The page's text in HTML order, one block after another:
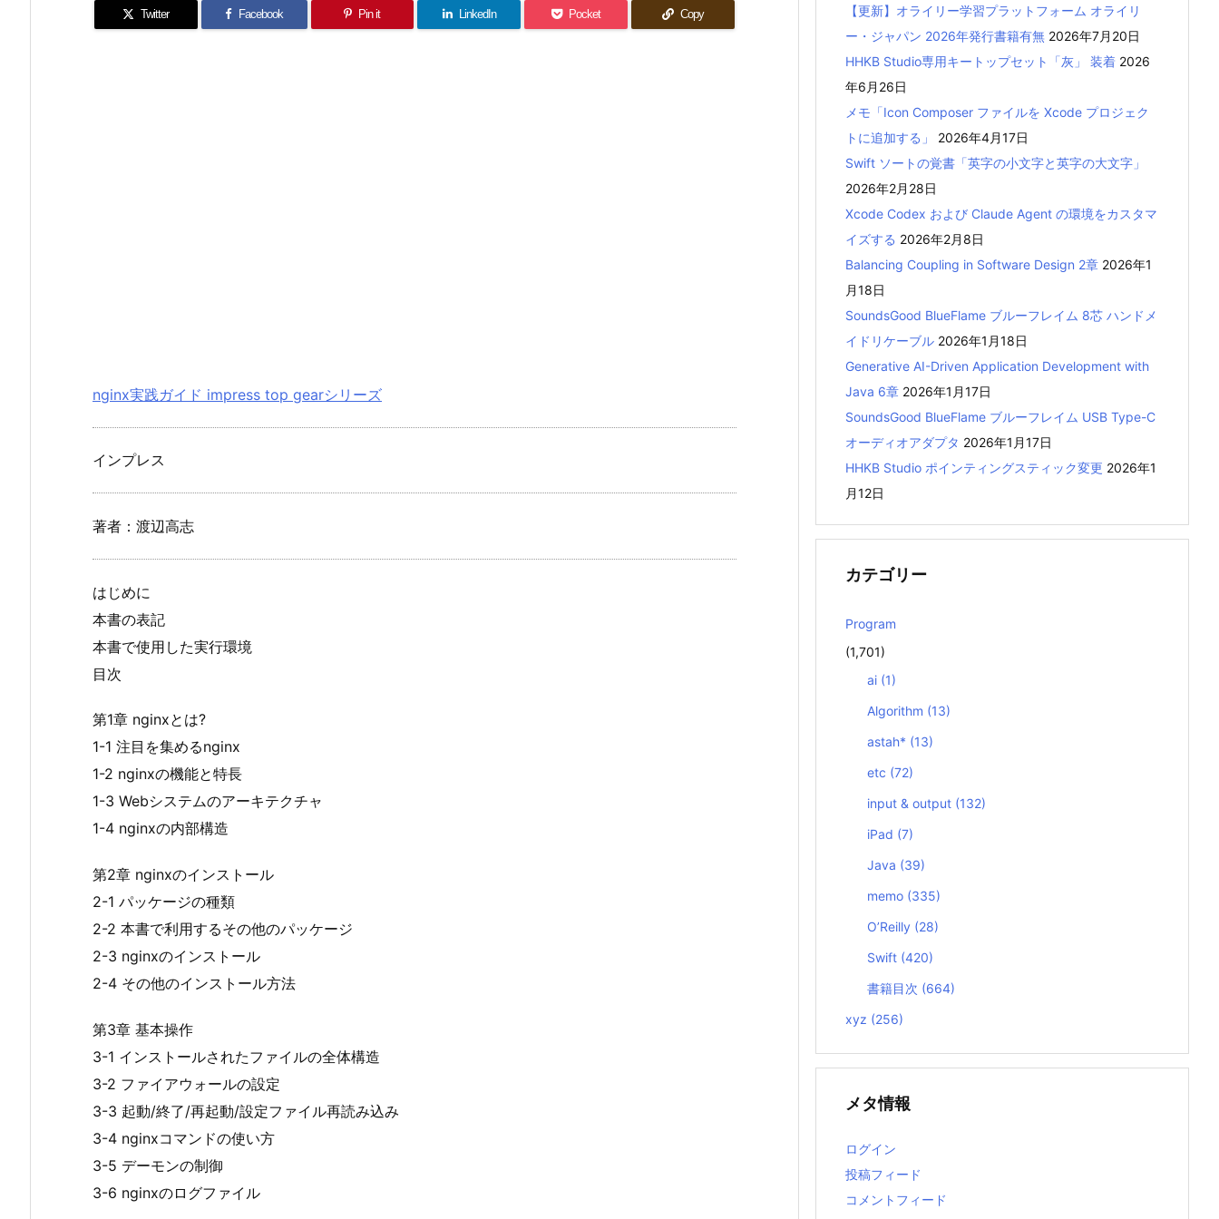
Twitter Facebook Pin it LinkedIn Pocket Copy
nginx実践ガイド impress top gearシリーズ
インプレス
著者：渡辺高志
はじめに
本書の表記
本書で使用した実行環境
目次
第1章 nginxとは?
1-1 注目を集めるnginx
1-2 nginxの機能と特長
1-3 Webシステムのアーキテクチャ
1-4 nginxの内部構造
第2章 nginxのインストール
2-1 パッケージの種類
2-2 本書で利用するその他のパッケージ
2-3 nginxのインストール
2-4 その他のインストール方法
第3章 基本操作
3-1 インストールされたファイルの全体構造
3-2 ファイアウォールの設定
3-3 起動/終了/再起動/設定ファイル再読み込み
3-4 nginxコマンドの使い方
3-5 デーモンの制御
3-6 nginxのログファイル
【更新】オライリー学習プラットフォーム オライリ
ー・ジャパン 2026年発行書籍有無 2026年7月20日
HHKB Studio専用キートップセット「灰」 装着 2026
年6月26日
メモ「Icon Composer ファイルを Xcode プロジェク
トに追加する」
2026年4月17日
Swift ソートの覚書「英字の小文字と英字の大文字」
2026年2月28日
Xcode Codex および Claude Agent の環境をカスタマ
イズする 2026年2月8日
Balancing Coupling in Software Design 2章 2026年1
月18日
SoundsGood BlueFlame ブルーフレイム 8芯 ハンドメ
イドリケーブル 2026年1月18日
Generative AI-Driven Application Development with
Java 6章 2026年1月17日
SoundsGood BlueFlame ブルーフレイム USB Type-C
オーディオアダプタ 2026年1月17日
HHKB Studio ポインティングスティック変更 2026年1
月12日
カテゴリー
Program
(1,701)
ai (1)
Algorithm (13)
astah* (13)
etc (72)
input & output (132)
iPad (7)
Java (39)
memo (335)
O’Reilly (28)
Swift (420)
書籍目次 (664)
xyz (256)
メタ情報
ログイン
投稿フィード
コメントフィード